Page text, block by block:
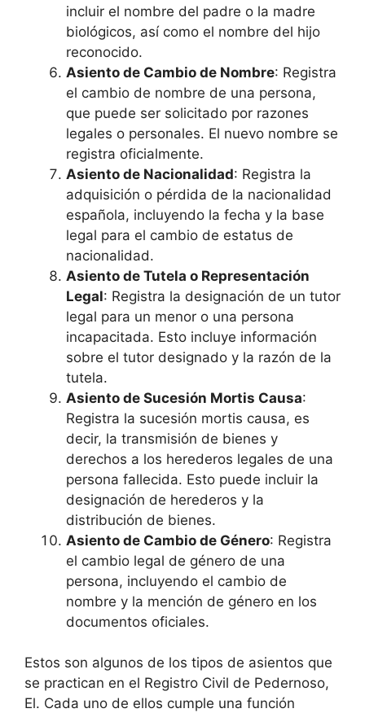
incluir el nombre del padre o la madre
biológicos, así como el nombre del hijo
reconocido.
Asiento de Cambio de Nombre: Registra
el cambio de nombre de una persona,
que puede ser solicitado por razones
legales o personales. El nuevo nombre se
registra oficialmente.
Asiento de Nacionalidad: Registra la
adquisición o pérdida de la nacionalidad
española, incluyendo la fecha y la base
legal para el cambio de estatus de
nacionalidad.
Asiento de Tutela o Representación
Legal: Registra la designación de un tutor
legal para un menor o una persona
incapacitada. Esto incluye información
sobre el tutor designado y la razón de la
tutela.
Asiento de Sucesión Mortis Causa:
Registra la sucesión mortis causa, es
decir, la transmisión de bienes y
derechos a los herederos legales de una
persona fallecida. Esto puede incluir la
designación de herederos y la
distribución de bienes.
Asiento de Cambio de Género: Registra
el cambio legal de género de una
persona, incluyendo el cambio de
nombre y la mención de género en los
documentos oficiales.
Estos son algunos de los tipos de asientos que
se practican en el Registro Civil de Pedernoso,
El. Cada uno de ellos cumple una función